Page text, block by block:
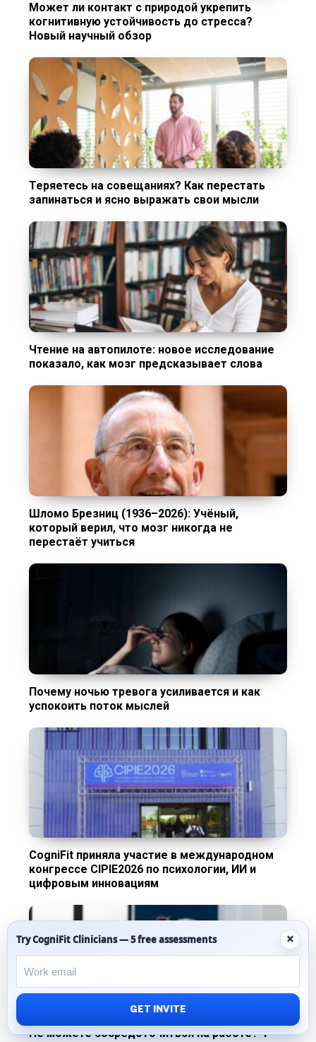
Может ли контакт с природой укрепить
когнитивную устойчивость до стресса?
Новый научный обзор
Теряетесь на совещаниях? Как перестать
запинаться и ясно выражать свои мысли
Чтение на автопилоте: новое исследование
показало, как мозг предсказывает слова
Шломо Брезниц (1936–2026): Учёный,
который верил, что мозг никогда не
перестаёт учиться
Почему ночью тревога усиливается и как
успокоить поток мыслей
CogniFit приняла участие в международном
конгрессе CIPIE2026 по психологии, ИИ и
цифровым инновациям
Не можете сосредоточиться на работе? 4
Try CogniFit Clinicians — 5 free assessments ×
GET INVITE